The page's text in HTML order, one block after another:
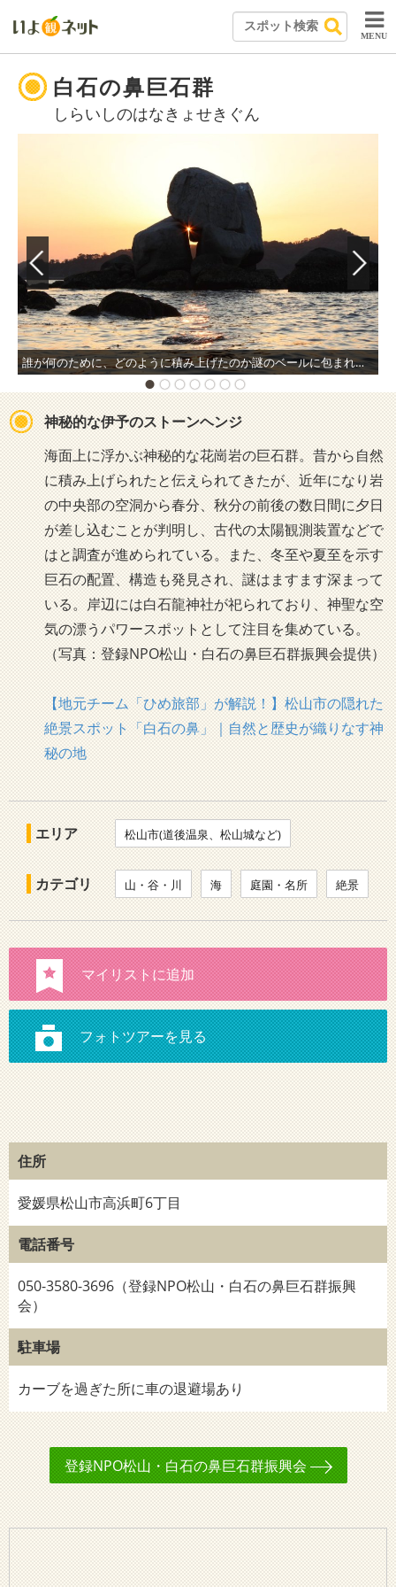
MENU
白石の鼻巨石群
しらいしのはなきょせきぐん
誰が何のために、どのように積み上げたのか謎のベールに包まれた巨石は、縦約7m、幅最大約10mの巨大な石が重なった神秘的な三ツ石。
神秘的な伊予のストーンヘンジ
海面上に浮かぶ神秘的な花崗岩の巨石群。昔から自然
に積み上げられたと伝えられてきたが、近年になり岩
の中央部の空洞から春分、秋分の前後の数日間に夕日
が差し込むことが判明し、古代の太陽観測装置などで
はと調査が進められている。また、冬至や夏至を示す
巨石の配置、構造も発見され、謎はますます深まって
いる。岸辺には白石龍神社が祀られており、神聖な空
気の漂うパワースポットとして注目を集めている。
（写真：登録NPO松山・白石の鼻巨石群振興会提供）
【地元チーム「ひめ旅部」が解説！】松山市の隠れた
絶景スポット「白石の鼻」｜自然と歴史が織りなす神
秘の地
エリア 松山市(道後温泉、松山城など)
カテゴリ 山・谷・川 海 庭園・名所 絶景
住所
愛媛県松山市高浜町6丁目
電話番号
050-3580-3696（登録NPO松山・白石の鼻巨石群振興
会）
駐車場
カーブを過ぎた所に車の退避場あり
登録NPO松山・白石の鼻巨石群振興会